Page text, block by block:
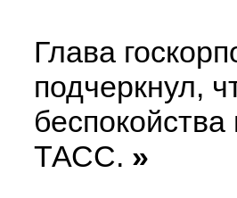
Глава
подчеркнул,
беспокойства
ТАСС. »